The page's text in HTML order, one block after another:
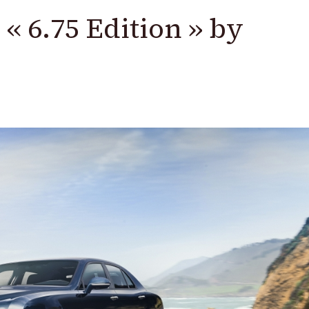
6.75 Edition » by